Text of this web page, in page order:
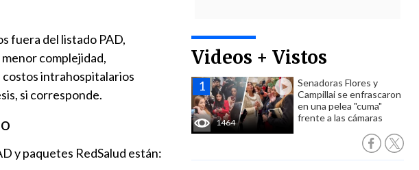
Videos + Vistos
1464
Senadoras Flores y
Campillai se enfrascaron
en una pelea "cuma"
frente a las cámaras
fuera del listado PAD,
complejidad,
costos intrahospitalarios
si corresponde.
y paquetes RedSalud están: